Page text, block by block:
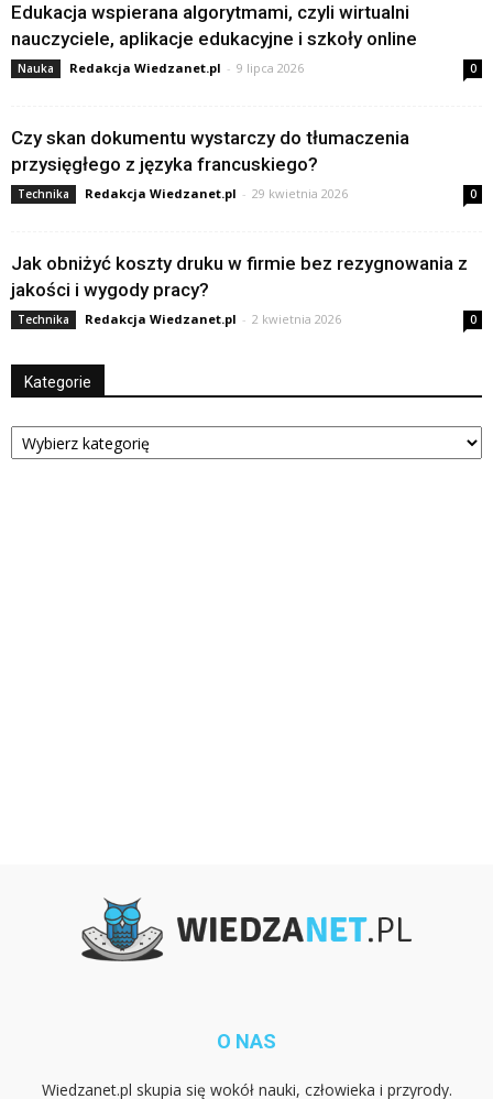
Edukacja wspierana algorytmami, czyli wirtualni
nauczyciele, aplikacje edukacyjne i szkoły online
Nauka Redakcja Wiedzanet.pl - 9 lipca 2026 0
Czy skan dokumentu wystarczy do tłumaczenia
przysięgłego z języka francuskiego?
Technika Redakcja Wiedzanet.pl - 29 kwietnia 2026 0
Jak obniżyć koszty druku w firmie bez rezygnowania z
jakości i wygody pracy?
Technika Redakcja Wiedzanet.pl - 2 kwietnia 2026 0
Kategorie
Kategorie
O NAS
Wiedzanet.pl skupia się wokół nauki, człowieka i przyrody.